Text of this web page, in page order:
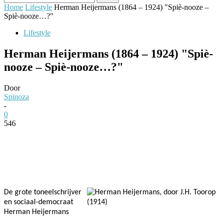
Home Lifestyle Herman Heijermans (1864 – 1924) "Spiè-nooze –
Spiè-nooze…?"
Lifestyle
Herman Heijermans (1864 – 1924) "Spiè-
nooze – Spiè-nooze…?"
Door
Spinoza
-
0
546
De grote toneelschrijver
en sociaal-democraat
Herman Heijermans